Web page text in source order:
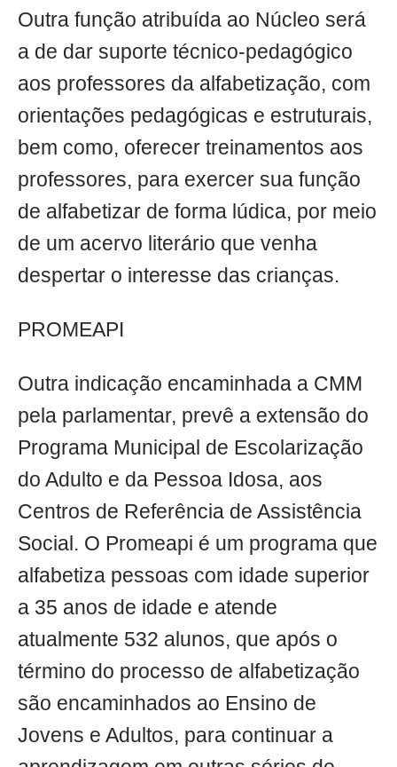
Outra função atribuída ao Núcleo será
a de dar suporte técnico-pedagógico
aos professores da alfabetização, com
orientações pedagógicas e estruturais,
bem como, oferecer treinamentos aos
professores, para exercer sua função
de alfabetizar de forma lúdica, por meio
de um acervo literário que venha
despertar o interesse das crianças.
PROMEAPI
Outra indicação encaminhada a CMM
pela parlamentar, prevê a extensão do
Programa Municipal de Escolarização
do Adulto e da Pessoa Idosa, aos
Centros de Referência de Assistência
Social. O Promeapi é um programa que
alfabetiza pessoas com idade superior
a 35 anos de idade e atende
atualmente 532 alunos, que após o
término do processo de alfabetização
são encaminhados ao Ensino de
Jovens e Adultos, para continuar a